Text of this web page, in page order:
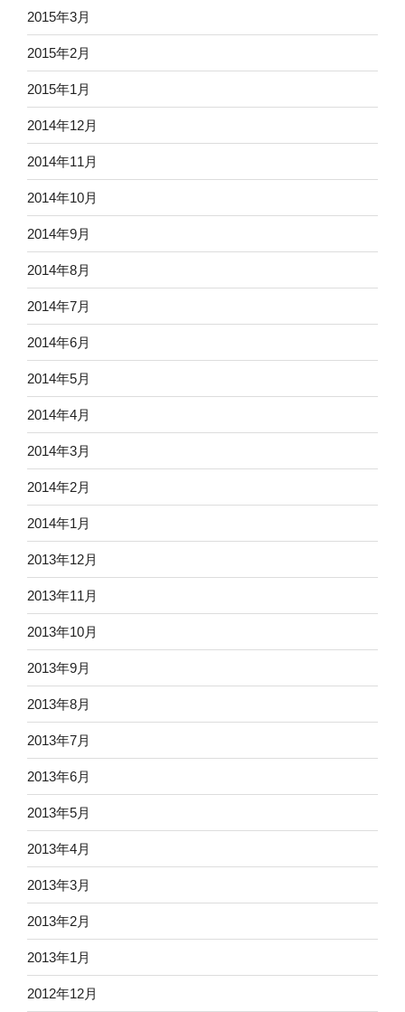
2015年3月
2015年2月
2015年1月
2014年12月
2014年11月
2014年10月
2014年9月
2014年8月
2014年7月
2014年6月
2014年5月
2014年4月
2014年3月
2014年2月
2014年1月
2013年12月
2013年11月
2013年10月
2013年9月
2013年8月
2013年7月
2013年6月
2013年5月
2013年4月
2013年3月
2013年2月
2013年1月
2012年12月